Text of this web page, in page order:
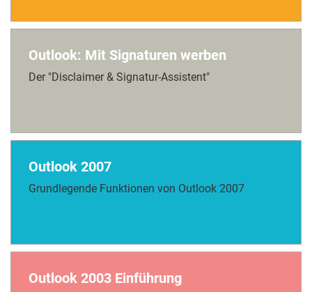
Outlook: Mit Signaturen werben
Der "Disclaimer & Signatur-Assistent"
Outlook 2007
Grundlegende Funktionen von Outlook 2007
Outlook 2003 Einführung